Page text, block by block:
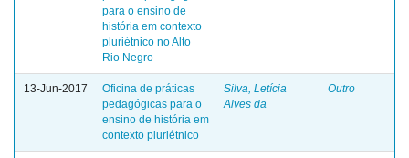
para o ensino de
história em contexto
pluriétnico no Alto
Rio Negro
13-Jun-2017
Oficina de práticas
pedagógicas para o
ensino de história em
contexto pluriétnico
Silva, Letícia
Alves da
Outro